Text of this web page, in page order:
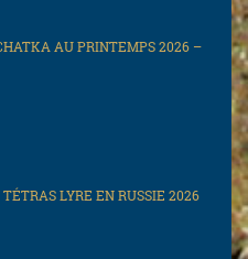
AU PRINTEMPS 2026 –
LYRE EN RUSSIE 2026